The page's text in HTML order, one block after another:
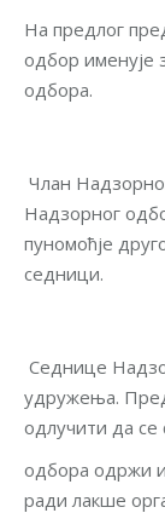
На предлог
одбор именује
одбора.
Члан
Надзорног
пуномоћје
седници.
Седнице
удружења.
одлучити да
одбора одржи
ради лакше